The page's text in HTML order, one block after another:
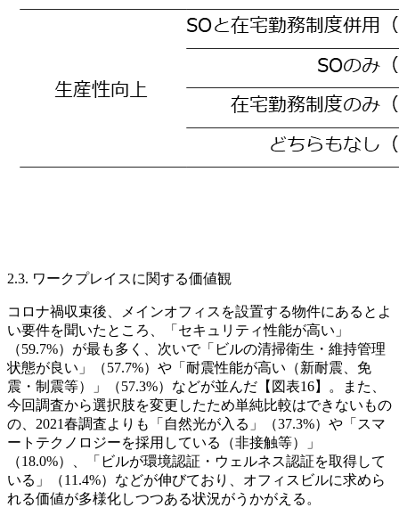
2.3. ワークプレイスに関する価値観
コロナ禍収束後、メインオフィスを設置する物件にあるとよ
い要件を聞いたところ、「セキュリティ性能が高い」
（59.7%）が最も多く、次いで「ビルの清掃衛生・維持管理
状態が良い」（57.7%）や「耐震性能が高い（新耐震、免
震・制震等）」（57.3%）などが並んだ【図表16】。また、
今回調査から選択肢を変更したため単純比較はできないもの
の、2021春調査よりも「自然光が入る」（37.3%）や「スマ
ートテクノロジーを採用している（非接触等）」
（18.0%）、「ビルが環境認証・ウェルネス認証を取得して
いる」（11.4%）などが伸びており、オフィスビルに求めら
れる価値が多様化しつつある状況がうかがえる。